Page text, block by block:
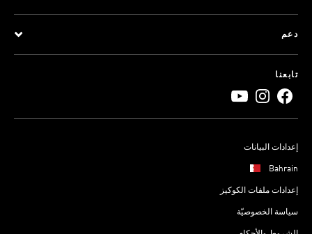
دعم
تابعنا
إعدادات البيانات
Bahrain
إعدادات ملفات الكوكيز
سياسة الخصوصيّة